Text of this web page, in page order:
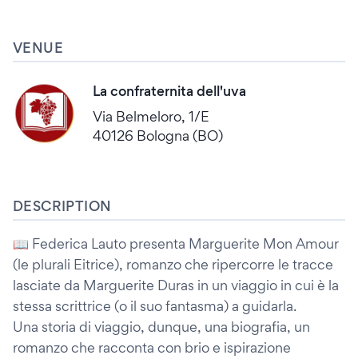
VENUE
La confraternita dell'uva
Via Belmeloro, 1/E
40126 Bologna (BO)
DESCRIPTION
📖 Federica Lauto presenta Marguerite Mon Amour
(le plurali Eitrice), romanzo che ripercorre le tracce
lasciate da Marguerite Duras in un viaggio in cui è la
stessa scrittrice (o il suo fantasma) a guidarla.
Una storia di viaggio, dunque, una biografia, un
romanzo che racconta con brio e ispirazione